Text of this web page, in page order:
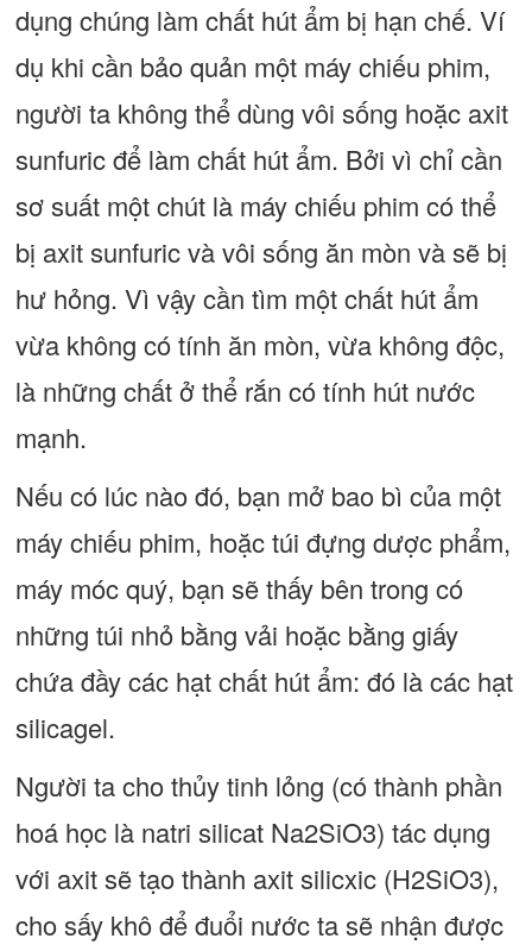
dụng chúng làm chất hút ẩm bị hạn chế. Ví
dụ khi cần bảo quản một máy chiếu phim,
người ta không thể dùng vôi sống hoặc axit
sunfuric để làm chất hút ẩm. Bởi vì chỉ cần
sơ suất một chút là máy chiếu phim có thể
bị axit sunfuric và vôi sống ăn mòn và sẽ bị
hư hỏng. Vì vậy cần tìm một chất hút ẩm
vừa không có tính ăn mòn, vừa không độc,
là những chất ở thể rắn có tính hút nước
mạnh.
Nếu có lúc nào đó, bạn mở bao bì của một
máy chiếu phim, hoặc túi đựng dược phẩm,
máy móc quý, bạn sẽ thấy bên trong có
những túi nhỏ bằng vải hoặc bằng giấy
chứa đầy các hạt chất hút ẩm: đó là các hạt
silicagel.
Người ta cho thủy tinh lỏng (có thành phần
hoá học là natri silicat Na2SiO3) tác dụng
với axit sẽ tạo thành axit silicxic (H2SiO3),
cho sấy khô để đuổi nước ta sẽ nhận được